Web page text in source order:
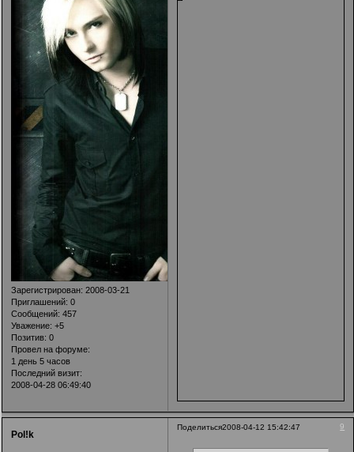
Зарегистрирован: 2008-03-21
Приглашений: 0
Сообщений: 457
Уважение: +5
Позитив: 0
Провел на форуме:
1 день 5 часов
Последний визит:
2008-04-28 06:49:40
Поделиться 9
2008-04-12 15:42:47
Pol!k